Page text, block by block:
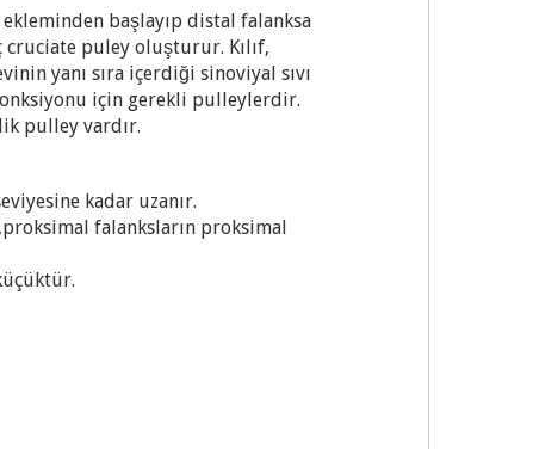
başlayıp distal falanksa
cruciate puley oluşturur. Kılıf,
yanı sıra içerdiği sinoviyal sıvı
için gerekli pulleylerdir.
pulley vardır.
kadar uzanır.
falanksların proksimal